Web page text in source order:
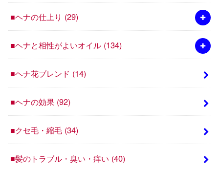
■ヘナの仕上り (29)
■ヘナと相性がよいオイル (134)
■ヘナ花ブレンド (14)
■ヘナの効果 (92)
■クセ毛・縮毛 (34)
■髪のトラブル・臭い・痒い (40)